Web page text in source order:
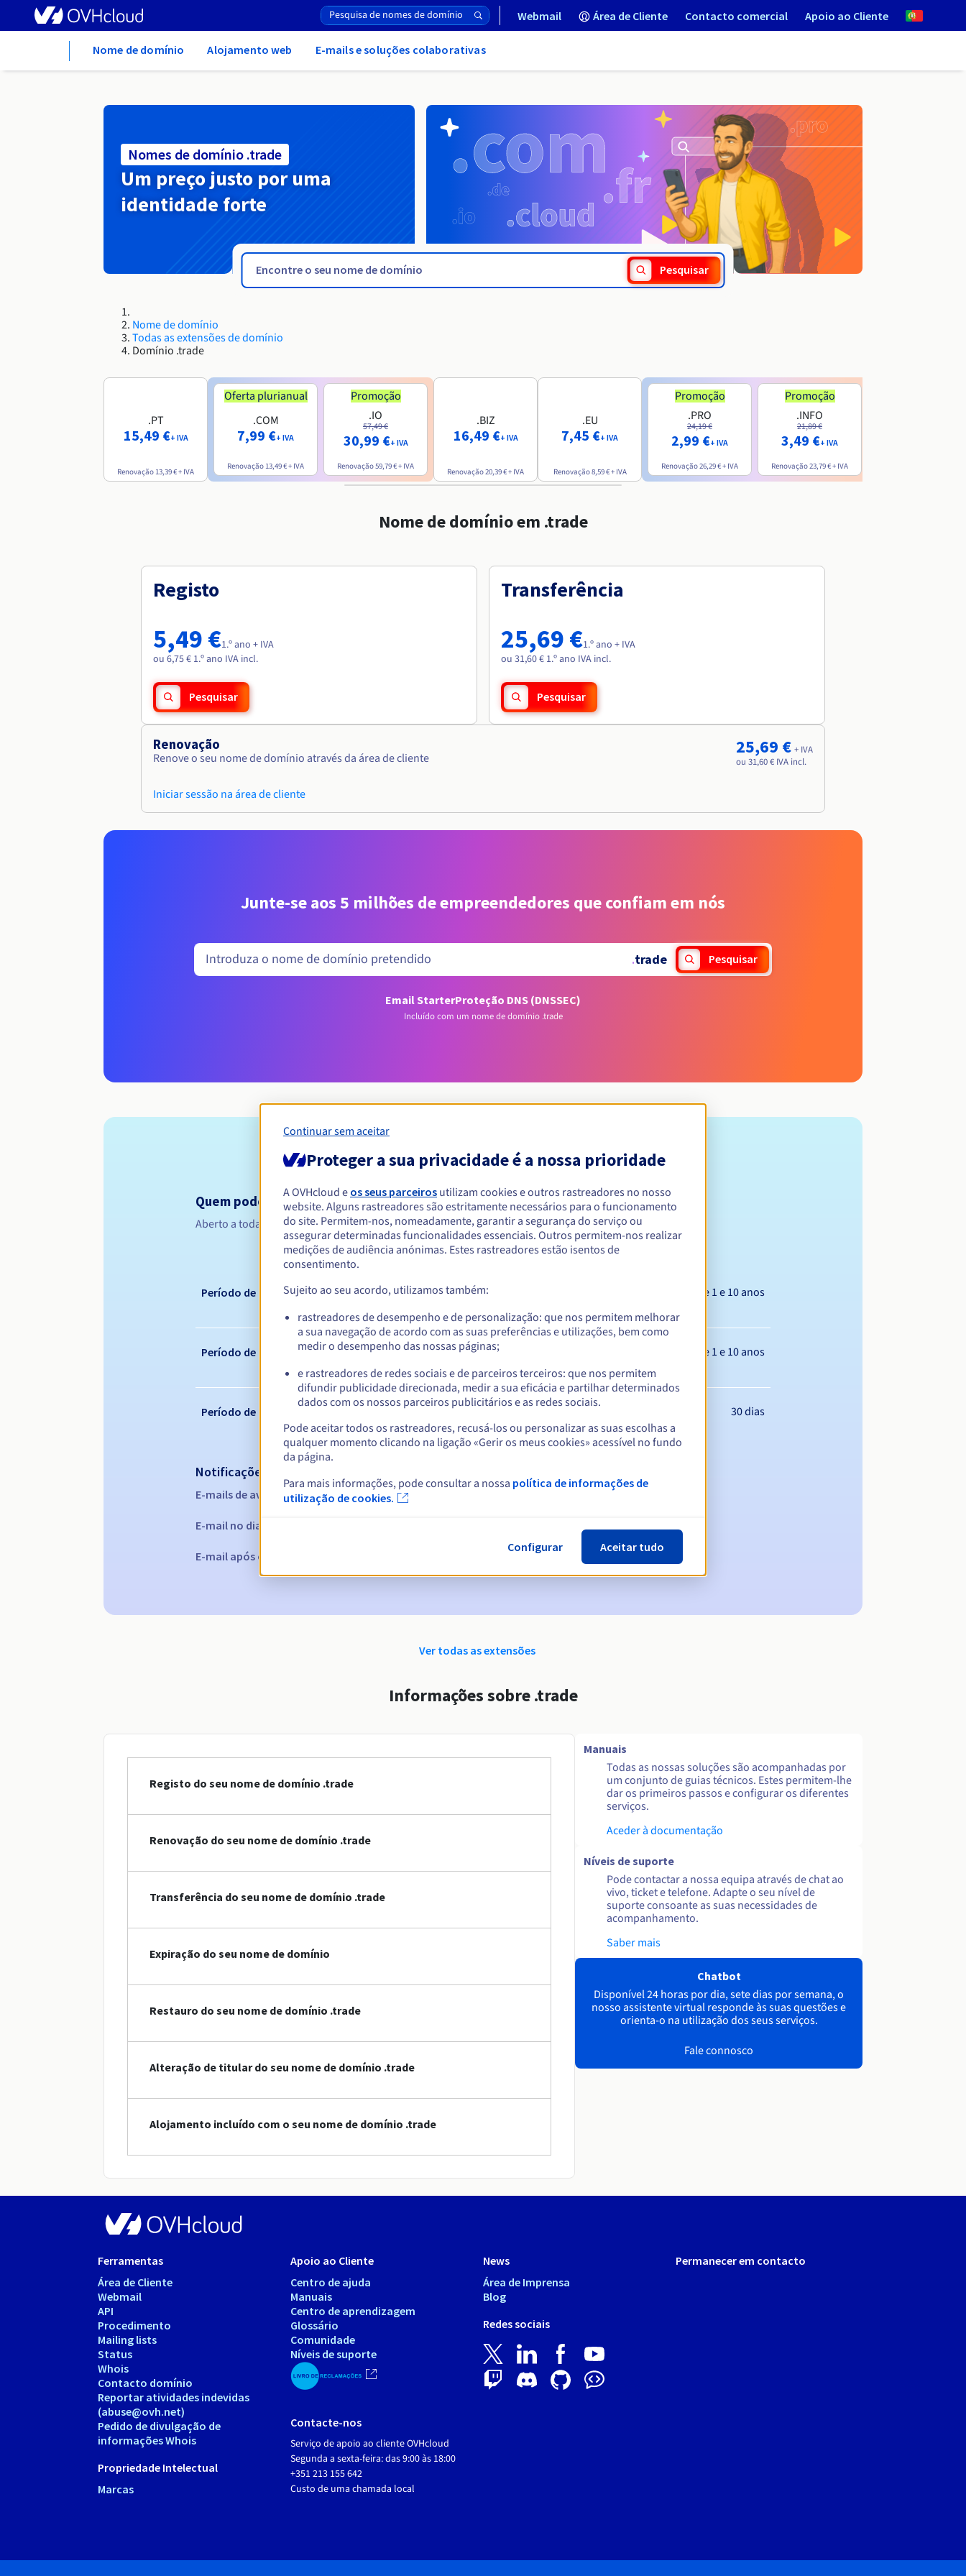
Webmail Área de Cliente Contacto comercial Apoio ao Cliente
Nome de domínio Alojamento web E-mails e soluções colaborativas
Nomes de domínio .trade
Um preço justo por uma
identidade forte
Pesquisar
Nome de domínio
Todas as extensões de domínio
Domínio .trade
.PT
15,49 €+ IVA
Renovação 13,39 €+ IVA
Oferta plurianual
.COM
7,99 €+ IVA
Renovação 13,49 €+ IVA
Promoção
.IO
57,49 €
30,99 €+ IVA
Renovação59,79 €+ IVA
.BIZ
16,49 €+ IVA
Renovação20,39 €+ IVA
.EU
7,45 €+ IVA
Renovação8,59 €+ IVA
Promoção
.PRO
24,19 €
2,99 €+ IVA
Renovação26,29 €+ IVA
Promoção
.INFO
21,89 €
3,49 €+ IVA
Renovação23,79 €+ IVA
Nome de domínio em .trade
Registo
5,49 €1.º ano + IVA
ou 6,75 € 1.º ano IVA incl.
Pesquisar
Transferência
25,69 €1.º ano + IVA
ou 31,60 € 1.º ano IVA incl.
Pesquisar
Renovação
Renove o seu nome de domínio através da área de cliente
Iniciar sessão na área de cliente
25,69 € + IVA
ou 31,60 € IVA incl.
Junte-se aos 5 milhões de empreendedores que confiam em nós
.trade Pesquisar
Email StarterProteção DNS (DNSSEC)
Incluído com um nome de domínio .trade
Condições de elegibilidade
Quem pode registar um .trade?
Aberto a todas as pessoas singulares ou coletivas, sem restrição geográfica.
Regras de gestão e notificações
Período de registo Entre 1 e 10 anos
Período de renovação Entre 1 e 10 anos
Período de redenção 30 dias
Notificações automáticas:
E-mails de aviso: 60, 30, 15, 7 e 3 dias antes da data de expiração
E-mail no dia da expiração
E-mail após o Redemption Grace Period para notificar a eliminação do nome de domínio
Ver todas as extensões
Informações sobre .trade
Registo do seu nome de domínio .trade
Renovação do seu nome de domínio .trade
Transferência do seu nome de domínio .trade
Expiração do seu nome de domínio
Restauro do seu nome de domínio .trade
Alteração de titular do seu nome de domínio .trade
Alojamento incluído com o seu nome de domínio .trade
Manuais
Todas as nossas soluções são acompanhadas por
um conjunto de guias técnicos. Estes permitem-lhe
dar os primeiros passos e configurar os diferentes
serviços.
Aceder à documentação
Níveis de suporte
Pode contactar a nossa equipa através de chat ao
vivo, ticket e telefone. Adapte o seu nível de
suporte consoante as suas necessidades de
acompanhamento.
Saber mais
Chatbot
Disponível 24 horas por dia, sete dias por semana, o
nosso assistente virtual responde às suas questões e
orienta-o na utilização dos seus serviços.
Fale connosco
Ferramentas
Área de Cliente
Webmail
API
Procedimento
Mailing lists
Status
Whois
Contacto domínio
Reportar atividades indevidas
(abuse@ovh.net)
Pedido de divulgação de
informações Whois
Propriedade Intelectual
Marcas
Apoio ao Cliente
Centro de ajuda
Manuais
Centro de aprendizagem
Glossário
Comunidade
Níveis de suporte
Contacte-nos
Serviço de apoio ao cliente OVHcloud
Segunda a sexta-feira: das 9:00 às 18:00
+351 213 155 642
Custo de uma chamada local
News
Área de Imprensa
Blog
Redes sociais
Permanecer em contacto
Continuar sem aceitar
Proteger a sua privacidade é a nossa prioridade
A OVHcloud e os seus parceiros utilizam cookies e outros rastreadores no nosso
website. Alguns rastreadores são estritamente necessários para o funcionamento
do site. Permitem-nos, nomeadamente, garantir a segurança do serviço ou
assegurar determinadas funcionalidades essenciais. Outros permitem-nos realizar
medições de audiência anónimas. Estes rastreadores estão isentos de
consentimento.
Sujeito ao seu acordo, utilizamos também:
rastreadores de desempenho e de personalização: que nos permitem melhorar
a sua navegação de acordo com as suas preferências e utilizações, bem como
medir o desempenho das nossas páginas;
e rastreadores de redes sociais e de parceiros terceiros: que nos permitem
difundir publicidade direcionada, medir a sua eficácia e partilhar determinados
dados com os nossos parceiros publicitários e as redes sociais.
Pode aceitar todos os rastreadores, recusá-los ou personalizar as suas escolhas a
qualquer momento clicando na ligação «Gerir os meus cookies» acessível no fundo
da página.
Para mais informações, pode consultar a nossa política de informações de
utilização de cookies.
Configurar Aceitar tudo